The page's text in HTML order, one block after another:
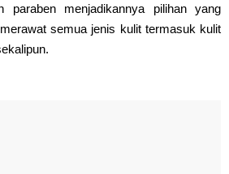
paraben menjadikannya pilihan yang
semua jenis kulit termasuk kulit